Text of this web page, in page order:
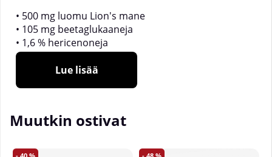
• 500 mg luomu Lion's mane
• 105 mg beetaglukaaneja
• 1,6 % hericenoneja
• Ainutlaatuinen, varovainen valmistusmenetelmä
• Valittuja B-vitamiineja
• Riittää 25 - 50 päiväksi
Lion's mane ei ole uusi asia
sieni monilla nimillä. Se kasvaa mieluiten tammella
Lue lisää
Muutkin ostivat